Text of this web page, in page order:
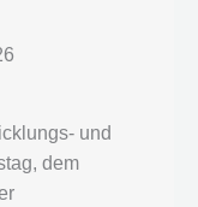
und
dem